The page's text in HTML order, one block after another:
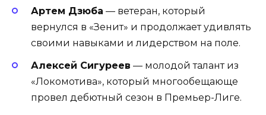
Артем Дзюба — ветеран, который
вернулся в «Зенит» и продолжает удивлять
своими навыками и лидерством на поле.
Алексей Сигуреев — молодой талант из
«Локомотива», который многообещающе
провел дебютный сезон в Премьер-Лиге.